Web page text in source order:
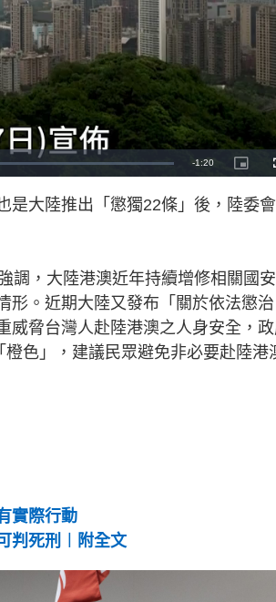
R
i
n
n
-1:20
P
i
u
r
c
t
u
r
是大陸推出「懲獨22條」後，陸委會
調，大陸港澳近年持續增修相關國
形。近期大陸又發布「關於依法懲治
威脅台灣人赴陸港澳之人身安全，
色」，建議民眾避免非必要赴陸港
實際行動
判死刑︱附全文